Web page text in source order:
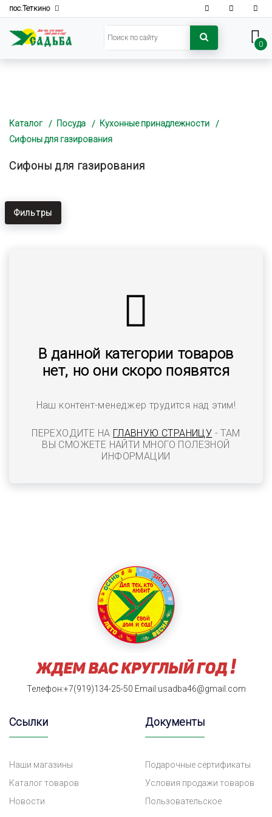
пос.Теткино
0
Каталог Посуда
Кухонные принадлежности
Сифоны для газирования
Сифоны для газирования
Фильтры
В данной категории товаров
нет, но они скоро появятся
Наш контент-менеджер трудится над этим!
ПЕРЕХОДИТЕ НА ГЛАВНУЮ СТРАНИЦУ - ТАМ
ВЫ СМОЖЕТЕ НАЙТИ МНОГО ПОЛЕЗНОЙ
ИНФОРМАЦИИ
Телефон:+7(919)134-25-50 Email:usadba46@gmail.com
Ссылки
Наши магазины
Каталог товаров
Новости
Документы
Подарочные сертификаты
Условия продажи товаров
Пользовательское